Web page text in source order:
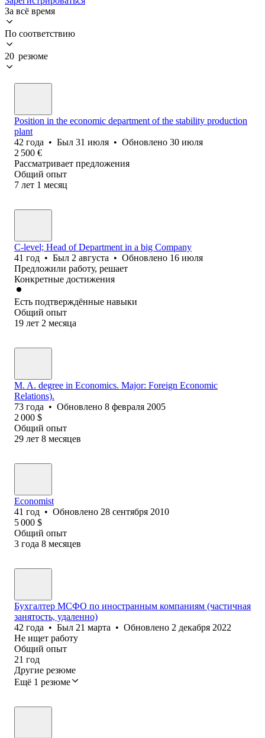
За всё время
По соответствию
20 резюме
Position in the economic department of the stability production
plant
42 года • Был 31 июля • Обновлено 30 июля
2 500 €
Рассматривает предложения
Общий опыт
7 лет 1 месяц
C-level; Head of Department in a big Company
41 год • Был 2 августа • Обновлено 16 июля
Предложили работу, решает
Конкретные достижения
Есть подтверждённые навыки
Общий опыт
19 лет 2 месяца
M. A. degree in Economics. Major: Foreign Economic
Relations).
73 года • Обновлено 8 февраля 2005
2 000 $
Общий опыт
29 лет 8 месяцев
Economist
41 год • Обновлено 28 сентября 2010
5 000 $
Общий опыт
3 года 8 месяцев
Бухгалтер МСФО по иностранным компаниям (частичная
занятость, удаленно)
42 года • Был 21 марта • Обновлено 2 декабря 2022
Не ищет работу
Общий опыт
21 год
Другие резюме
Ещё 1 резюме